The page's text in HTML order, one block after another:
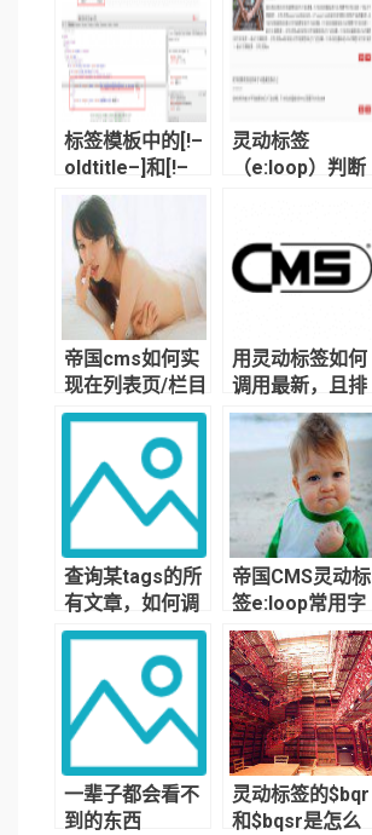
标签模板中的[!–
oldtitle–]和[!–
title–]有什么区
别？
灵动标签
（e:loop）判断
种写法
帝国cms如何实
现在列表页/栏目
页中随机插入广
用灵动标签如何
调用最新，且排
除头条、推荐、
置顶信息？以及
如何排除当前栏
目信息
查询某tags的所
有文章，如何调
用同tags的文章
帝国CMS灵动标
签e:loop常用字
段的调用代码总
结
一辈子都会看不
到的东西
灵动标签的$bqr
和$bqsr是怎么